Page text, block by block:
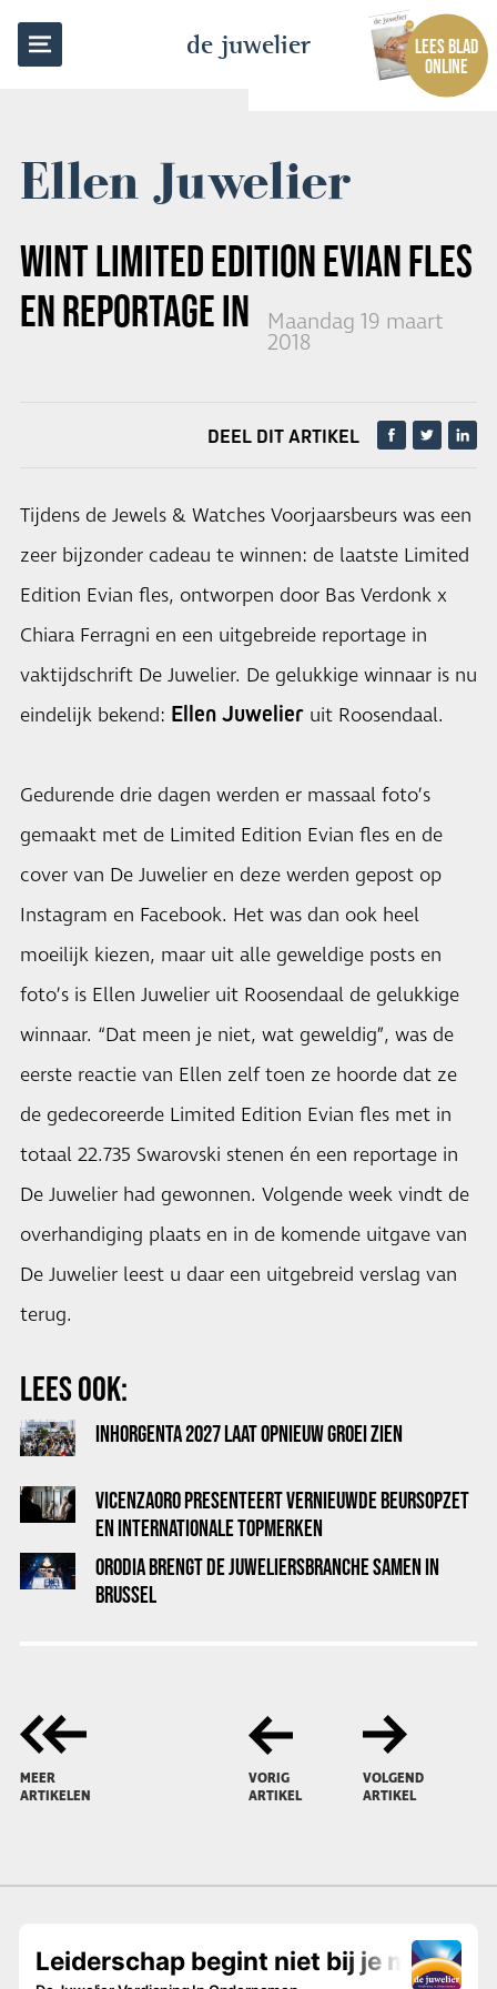
de juwelier
LEES BLAD
ONLINE
Ellen Juwelier
WINT LIMITED EDITION EVIAN FLES
EN REPORTAGE IN DE JUWELIER
Maandag 19 maart
2018
TERUG NAAR OVERZICHT
DEEL DIT ARTIKEL
Tijdens de Jewels & Watches Voorjaarsbeurs was een
zeer bijzonder cadeau te winnen: de laatste Limited
Edition Evian fles, ontworpen door Bas Verdonk x
Chiara Ferragni en een uitgebreide reportage in
vaktijdschrift De Juwelier. De gelukkige winnaar is nu
eindelijk bekend: Ellen Juwelier uit Roosendaal.
Gedurende drie dagen werden er massaal foto’s
gemaakt met de Limited Edition Evian fles en de
cover van De Juwelier en deze werden gepost op
Instagram en Facebook. Het was dan ook heel
moeilijk kiezen, maar uit alle geweldige posts en
foto’s is Ellen Juwelier uit Roosendaal de gelukkige
winnaar. “Dat meen je niet, wat geweldig”, was de
eerste reactie van Ellen zelf toen ze hoorde dat ze
de gedecoreerde Limited Edition Evian fles met in
totaal 22.735 Swarovski stenen én een reportage in
De Juwelier had gewonnen. Volgende week vindt de
overhandiging plaats en in de komende uitgave van
De Juwelier leest u daar een uitgebreid verslag van
terug.
LEES OOK:
INHORGENTA 2027 LAAT OPNIEUW GROEI ZIEN
VICENZAORO PRESENTEERT VERNIEUWDE BEURSOPZET
EN INTERNATIONALE TOPMERKEN
ORODIA BRENGT DE JUWELIERSBRANCHE SAMEN IN
BRUSSEL
MEER
ARTIKELEN
VORIG
ARTIKEL
VOLGEND
ARTIKEL